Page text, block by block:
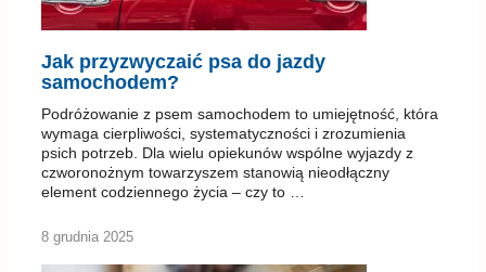
Jak przyzwyczaić psa do jazdy
samochodem?
Podróżowanie z psem samochodem to umiejętność, która
wymaga cierpliwości, systematyczności i zrozumienia
psich potrzeb. Dla wielu opiekunów wspólne wyjazdy z
czworonożnym towarzyszem stanowią nieodłączny
element codziennego życia – czy to …
8 grudnia 2025